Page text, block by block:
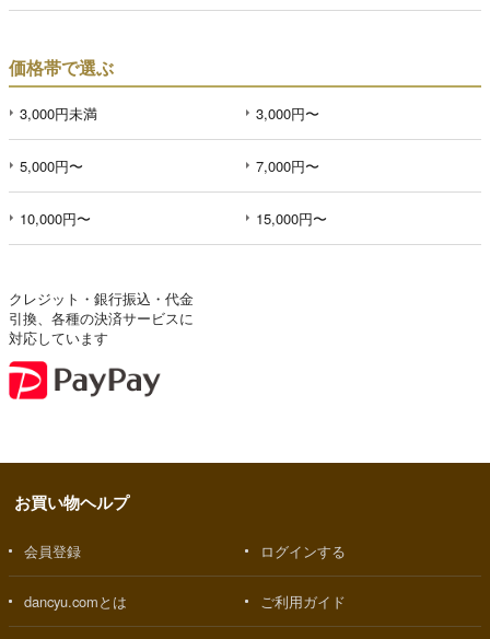
価格帯で選ぶ
3,000円未満 3,000円〜
5,000円〜 7,000円〜
10,000円〜 15,000円〜
クレジット・銀行振込・代金
引換、各種の決済サービスに
対応しています
お買い物ヘルプ
会員登録 ログインする
dancyu.comとは ご利用ガイド